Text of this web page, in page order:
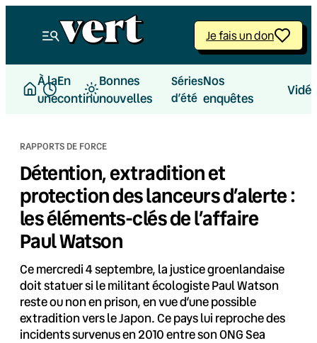
Je fais un don
À la
une
En
continu
Bonnes
nouvelles
Séries
d’été
Nos
enquêtes
RAPPORTS DE FORCE
Détention, extradition et
protection des lanceurs d’alerte :
les éléments-clés de l’affaire
Paul Watson
Ce mercredi 4 septembre, la justice groenlandaise
doit statuer si le militant écologiste Paul Watson
reste ou non en prison, en vue d’une possible
extradition vers le Japon. Ce pays lui reproche des
incidents survenus en 2010 entre son ONG Sea